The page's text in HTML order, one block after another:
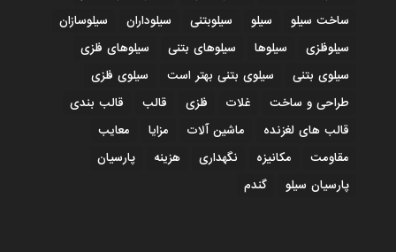
ساخت سیلو
سیلو سیلوبتنی سیلوداران
سیلوسازان
سیلوفلزی
سیلوها سیلوهای بتنی
سیلوهای فلزی
سیلوی بتنی
سیلوی بتنی بهتر است
سیلوی فلزی
طراحی و ساخت
غلات فلزی قالب
قالب بندی
قالب های لغزنده
ماشین آلات مزایا
معایب
مقاومت
مکانیزه نگهداری هزینه
پارسیان
پارسیان سیلو
گندم